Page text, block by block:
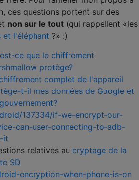
ces questions portent sur des
non sur le tout (qui rappellent «les
et l'éléphant ?» :)
ce que le chiffrement
protège?
complet de l'appareil
t-il mes données de Google et
137334/if-we-encrypt-our-
can-user-connecting-to-adb-
it
relatives au cryptage de la
SD
encryption-when-phone-is-on